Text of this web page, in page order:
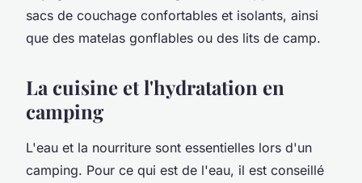
sacs de couchage confortables et isolants, ainsi
que des matelas gonflables ou des lits de camp.
La cuisine et l'hydratation en
camping
L'eau et la nourriture sont essentielles lors d'un
camping. Pour ce qui est de l'eau, il est conseillé